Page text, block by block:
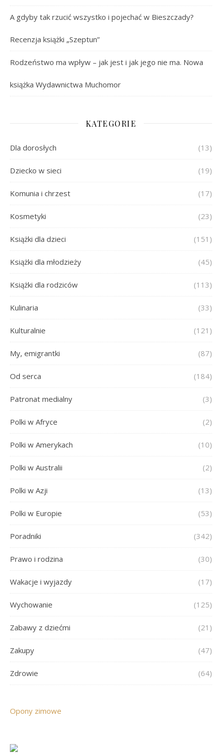
A gdyby tak rzucić wszystko i pojechać w Bieszczady?
Recenzja książki „Szeptun”
Rodzeństwo ma wpływ – jak jest i jak jego nie ma. Nowa
książka Wydawnictwa Muchomor
KATEGORIE
Dla dorosłych (13)
Dziecko w sieci (19)
Komunia i chrzest (17)
Kosmetyki (23)
Książki dla dzieci (151)
Książki dla młodzieży (45)
Książki dla rodziców (113)
Kulinaria (33)
Kulturalnie (121)
My, emigrantki (87)
Od serca (184)
Patronat medialny (3)
Polki w Afryce (2)
Polki w Amerykach (10)
Polki w Australii (2)
Polki w Azji (13)
Polki w Europie (53)
Poradniki (342)
Prawo i rodzina (30)
Wakacje i wyjazdy (17)
Wychowanie (125)
Zabawy z dziećmi (21)
Zakupy (47)
Zdrowie (64)
Opony zimowe